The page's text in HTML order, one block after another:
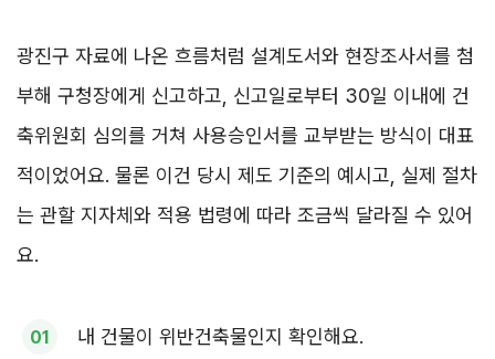
광진구 자료에 나온 흐름처럼 설계도서와 현장조사서를 첨
부해 구청장에게 신고하고, 신고일로부터 30일 이내에 건
축위원회 심의를 거쳐 사용승인서를 교부받는 방식이 대표
적이었어요. 물론 이건 당시 제도 기준의 예시고, 실제 절차
는 관할 지자체와 적용 법령에 따라 조금씩 달라질 수 있어
요.
내 건물이 위반건축물인지 확인해요.